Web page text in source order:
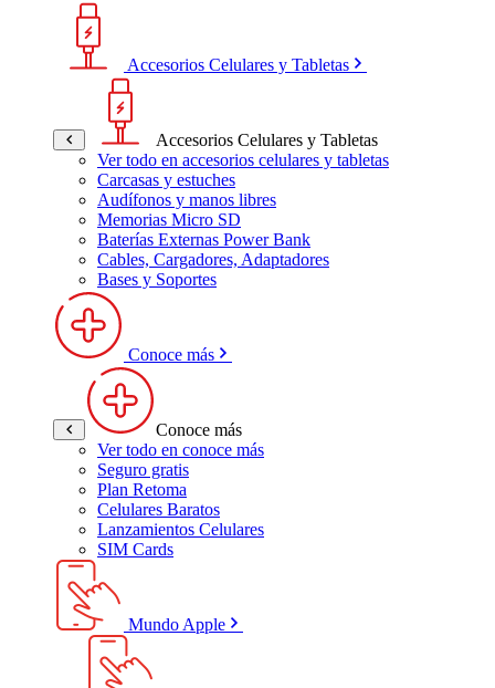
Accesorios Celulares y Tabletas
Accesorios Celulares y Tabletas
Ver todo en accesorios celulares y tabletas
Carcasas y estuches
Audífonos y manos libres
Memorias Micro SD
Baterías Externas Power Bank
Cables, Cargadores, Adaptadores
Bases y Soportes
Conoce más
Conoce más
Ver todo en conoce más
Seguro gratis
Plan Retoma
Celulares Baratos
Lanzamientos Celulares
SIM Cards
Mundo Apple